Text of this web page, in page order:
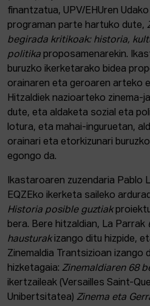
finantzatua, UPV/EHUren
programan parte hartuko dute,
begirada kritikoak: historia,
politika proposamenarekin.
buruzko ikerketarako bidea
orainaren eta geroaren arteko
Hitzaldiek nazioarteko zinema-
dute, eta aldaketa sozial eta
lotura, eta mahai-inguruetan,
orainari eta etorkizunari
egongo da.
Ikastaroaren zuzendaria Pablo
EQZEko ikerketa saileko
Historia posible guztiak
bera. Bere hitzaldian, La Parrak
hausturakizango ditu hizpide,
Zinemaldia Trantsizioan izango
hizketagaia: Zinemaldiaren 68
ikertzaileak (Versailles Saint-
Unibertsitatea) Zinema eta